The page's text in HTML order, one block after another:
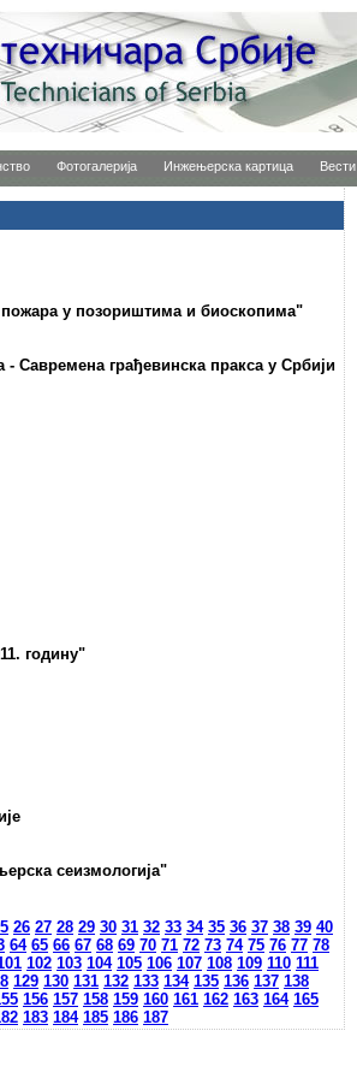
Фотогалерија Инжењерска картица Вести
у позориштима и биоскопима"
- Савремена грађевинска пракса у Србији
годину"
сеизмологија"
26 27 28 29 30 31 32 33 34 35 36 37 38 39 40
64 65 66 67 68 69 70 71 72 73 74 75 76 77 78
102 103 104 105 106 107 108 109 110 111
129 130 131 132 133 134 135 136 137 138
156 157 158 159 160 161 162 163 164 165
183 184 185 186 187